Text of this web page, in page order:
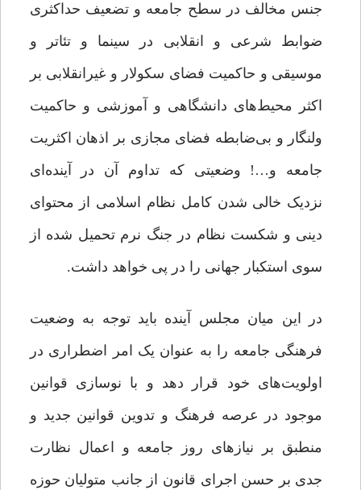
جنس مخالف در سطح جامعه و تضعیف حداکثری
ضوابط شرعی و انقلابی در سینما و تئاتر و
موسیقی و حاکمیت فضای سکولار و غیرانقلابی بر
اکثر محیط‌های دانشگاهی و آموزشی و حاکمیت
ولنگار و بی‌ضابطه فضای مجازی بر اذهان اکثریت
جامعه و…! وضعیتی که تداوم آن در آینده‌ای
نزدیک خالی شدن کامل نظام اسلامی از محتوای
دینی و شکست نظام در جنگ نرم تحمیل شده از
سوی استکبار جهانی را در پی خواهد داشت.
در این میان مجلس آینده باید توجه به وضعیت
فرهنگی جامعه را به عنوان یک امر اضطراری در
اولویت‌های خود قرار دهد و با نوسازی قوانین
موجود در عرصه‌ فرهنگ و تدوین قوانین جدید و
منطبق بر نیازهای روز جامعه و اعمال نظارت
جدی بر حسن اجرای قانون از جانب متولیان حوزه‌